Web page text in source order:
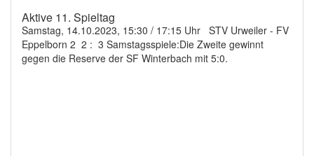
Aktive 11. Spieltag
Samstag, 14.10.2023, 15:30 / 17:15 Uhr STV Urweiler - FV
Eppelborn 2 2 : 3 Samstagsspiele:Die Zweite gewinnt
gegen die Reserve der SF Winterbach mit 5:0.